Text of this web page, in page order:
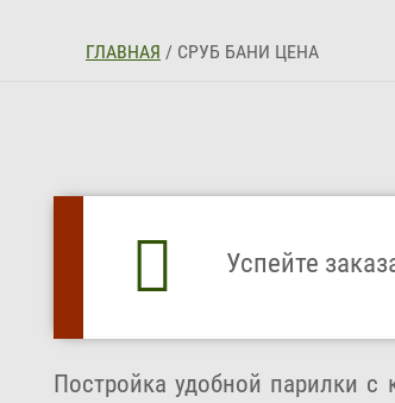
ГЛАВНАЯ / СРУБ БАНИ ЦЕНА
Успейте
Постройка удобной парилки